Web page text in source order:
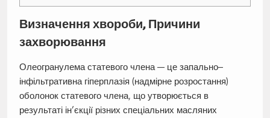
Визначення хвороби, Причини
захворювання
Олеогранулема статевого члена — це запально–
інфільтративна гіперплазія (надмірне розростання)
оболонок статевого члена, що утворюється в
результаті ін’єкції різних спеціальних масляних